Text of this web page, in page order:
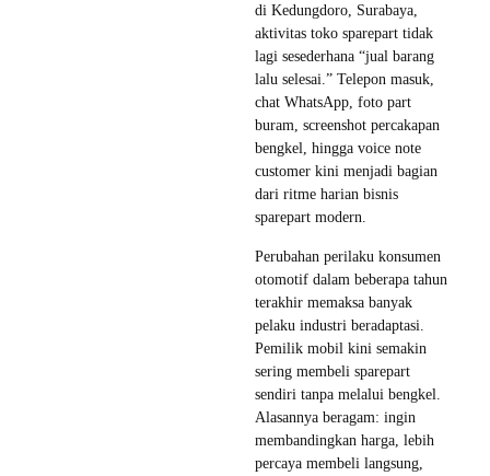
di Kedungdoro, Surabaya,
aktivitas toko sparepart tidak
lagi sesederhana “jual barang
lalu selesai.” Telepon masuk,
chat WhatsApp, foto part
buram, screenshot percakapan
bengkel, hingga voice note
customer kini menjadi bagian
dari ritme harian bisnis
sparepart modern.
Perubahan perilaku konsumen
otomotif dalam beberapa tahun
terakhir memaksa banyak
pelaku industri beradaptasi.
Pemilik mobil kini semakin
sering membeli sparepart
sendiri tanpa melalui bengkel.
Alasannya beragam: ingin
membandingkan harga, lebih
percaya membeli langsung,